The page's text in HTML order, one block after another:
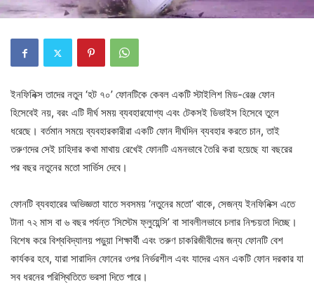
ইনফিনিক্স তাদের নতুন ‘হট ৭০’ ফোনটিকে কেবল একটি স্টাইলিশ মিড-রেঞ্জ ফোন
হিসেবেই নয়, বরং এটি দীর্ঘ সময় ব্যবহারযোগ্য এবং টেকসই ডিভাইস হিসেবে তুলে
ধরেছে। বর্তমান সময়ে ব্যবহারকারীরা একটি ফোন দীর্ঘদিন ব্যবহার করতে চান, তাই
তরুণদের সেই চাহিদার কথা মাথায় রেখেই ফোনটি এমনভাবে তৈরি করা হয়েছে যা বছরের
পর বছর নতুনের মতো সার্ভিস দেবে।
ফোনটি ব্যবহারের অভিজ্ঞতা যাতে সবসময় ‘নতুনের মতো’ থাকে, সেজন্য ইনফিনিক্স এতে
টানা ৭২ মাস বা ৬ বছর পর্যন্ত ‘সিস্টেম ফ্লুয়েন্সি’ বা সাবলীলভাবে চলার নিশ্চয়তা দিচ্ছে।
বিশেষ করে বিশ্ববিদ্যালয় পড়ুয়া শিক্ষার্থী এবং তরুণ চাকরিজীবীদের জন্য ফোনটি বেশ
কার্যকর হবে, যারা সারাদিন ফোনের ওপর নির্ভরশীল এবং যাদের এমন একটি ফোন দরকার যা
সব ধরনের পরিস্থিতিতে ভরসা দিতে পারে।